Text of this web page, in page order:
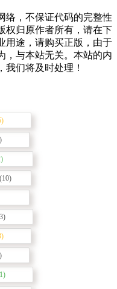
络，不保证代码的完整性
权归原作者所有，请在下
用途，请购买正版，由于
，与本站无关。本站的内
们将及时处理！
(10)